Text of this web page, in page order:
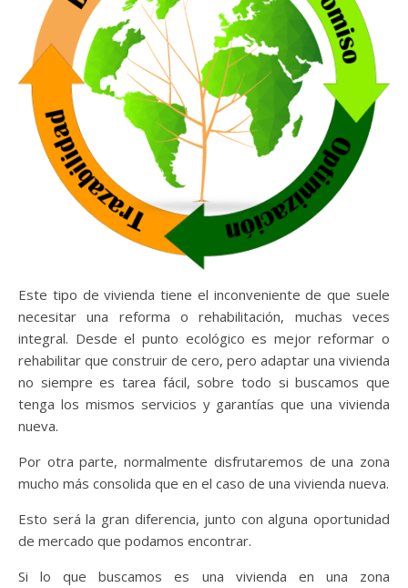
Este tipo de vivienda tiene el inconveniente de que suele
necesitar una reforma o rehabilitación, muchas veces
integral. Desde el punto ecológico es mejor reformar o
rehabilitar que construir de cero, pero adaptar una vivienda
no siempre es tarea fácil, sobre todo si buscamos que
tenga los mismos servicios y garantías que una vivienda
nueva.
Por otra parte, normalmente disfrutaremos de una zona
mucho más consolida que en el caso de una vivienda nueva.
Esto será la gran diferencia, junto con alguna oportunidad
de mercado que podamos encontrar.
Si lo que buscamos es una vivienda en una zona